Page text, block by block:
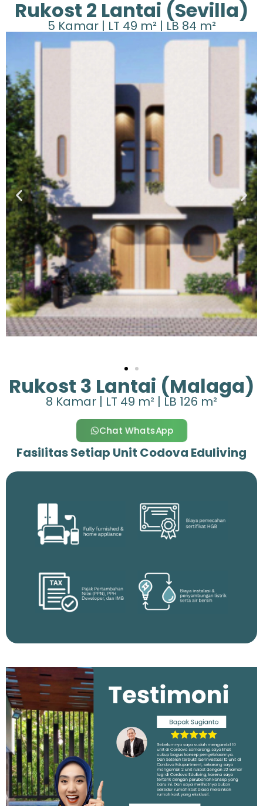
Rukost 2 Lantai (Sevilla)
5 Kamar | LT 49 m² | LB 84 m²
Rukost 3 Lantai (Malaga)
8 Kamar | LT 49 m² | LB 126 m²
Chat WhatsApp
Fasilitas Setiap Unit Codova Eduliving